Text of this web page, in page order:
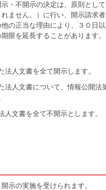
・不開示の決定は、原則とし
ません。）に行い、開示請求者
の正当な理由により、３０日
限を延長することがあります。
人文書を全て開示します。
法人文書について、情報公開
文書を全て不開示とします。
示の実施を受けられます。